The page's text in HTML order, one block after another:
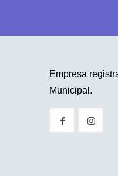
Empresa
Municipal.